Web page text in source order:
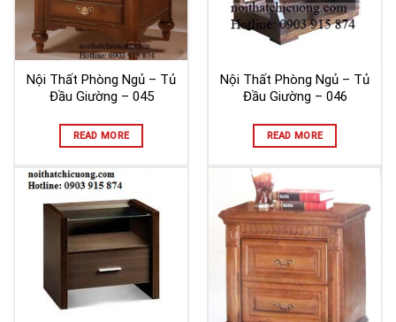
Nội Thất Phòng Ngủ – Tủ
Đầu Giường – 045
READ MORE
Nội Thất Phòng Ngủ – Tủ
Đầu Giường – 046
READ MORE